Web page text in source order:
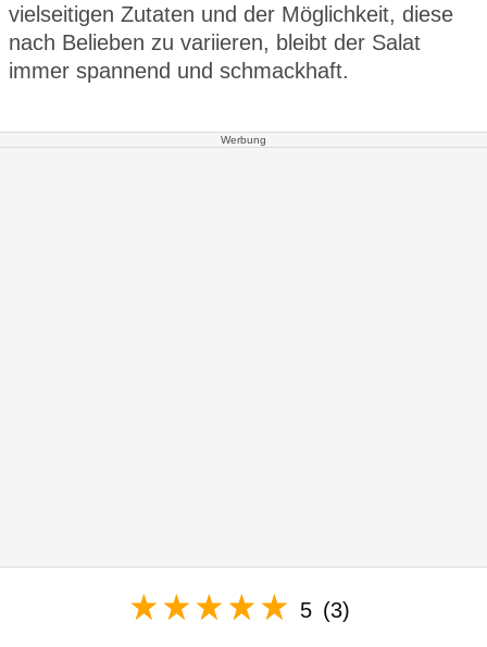
vielseitigen Zutaten und der Möglichkeit, diese
nach Belieben zu variieren, bleibt der Salat
immer spannend und schmackhaft.
Werbung
5 (3)